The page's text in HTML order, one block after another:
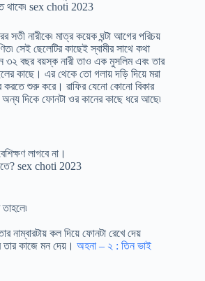
থাকে৷ sex choti 2023
নারীকে৷ মাত্র কয়েক ঘন্টা আগের পরিচয়
সেই ছেলেটির কাছেই স্বামীর সাথে কথা
৩২ বছর বয়স্ক নারী তাও এক মুসলিম এবং তার
কাছে। এর থেকে তো গলায় দড়ি দিয়ে মরা
করতে শুরু করে। রাফির যেনো কোনো বিকার
দিকে ফোনটা ওর কানের কাছে ধরে আছে৷
লাগবে না।
sex choti 2023
নাম্বারটায় কল দিয়ে ফোনটা রেখে দেয়
কাজে মন দেয়। অহনা – ২ : তিন ভাই